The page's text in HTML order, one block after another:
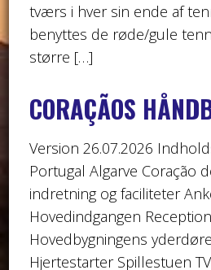
tværs i hver sin ende af
benyttes de røde/gule
større […]
CORAÇÃOS
Version 26.07.2026
Portugal Algarve Coração
indretning og faciliteter
Hovedindgangen
Hovedbygningens
Hjertestarter Spillestuen